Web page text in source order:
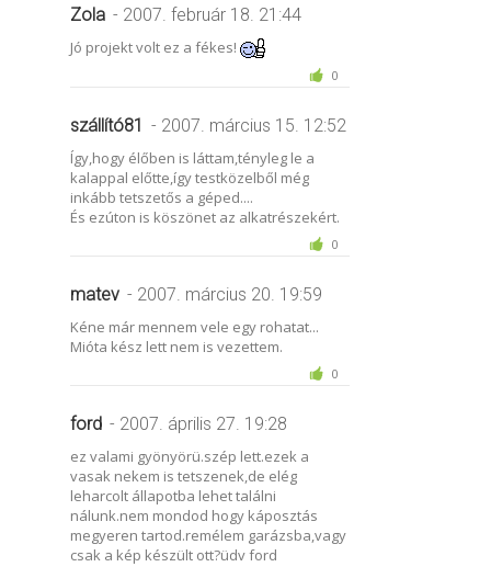
Zola - 2007. február 18. 21:44
Jó projekt volt ez a fékes!
0
szállító81 - 2007. március 15. 12:52
Így,hogy élőben is láttam,tényleg le a
kalappal előtte,így testközelből még
inkább tetszetős a géped....
És ezúton is köszönet az alkatrészekért.
0
matev - 2007. március 20. 19:59
Kéne már mennem vele egy rohatat...
Mióta kész lett nem is vezettem.
0
ford - 2007. április 27. 19:28
ez valami gyönyörü.szép lett.ezek a
vasak nekem is tetszenek,de elég
leharcolt állapotba lehet találni
nálunk.nem mondod hogy káposztás
megyeren tartod.remélem garázsba,vagy
csak a kép készült ott?üdv ford